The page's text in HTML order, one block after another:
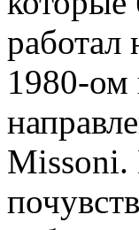
работал
1980-ом
Missoni.